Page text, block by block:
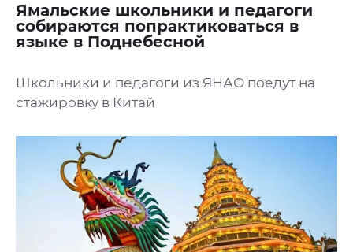
Ямальские школьники и педагоги
собираются попрактиковаться в
языке в Поднебесной
Школьники и педагоги из ЯНАО поедут на
стажировку в Китай